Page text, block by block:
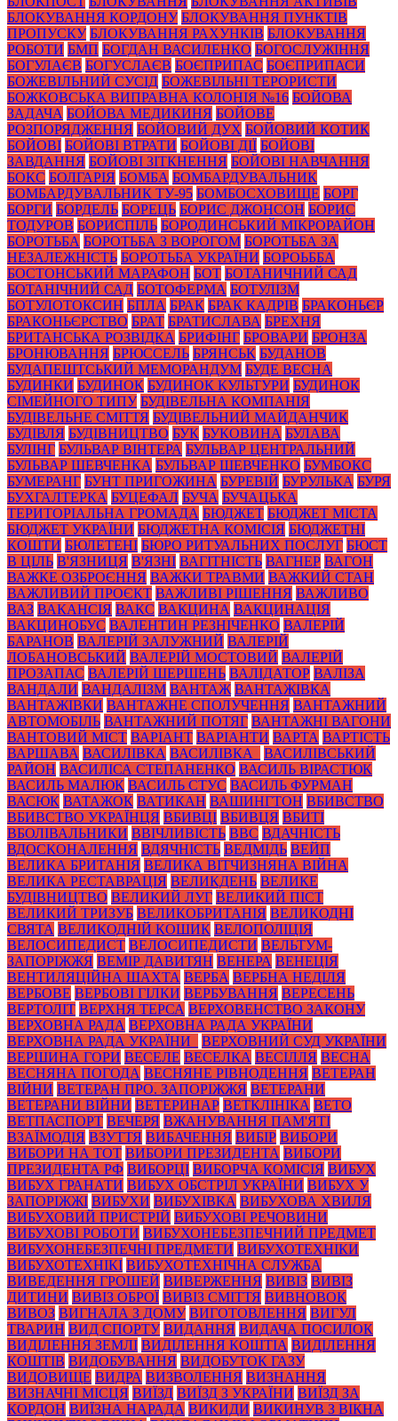
БЛОКУВАННЯ КОРДОНУ БЛОКУВАННЯ ПУНКТІВ
ПРОПУСКУ БЛОКУВАННЯ РАХУНКІВ БЛОКУВАННЯ
РОБОТИ БМП БОГДАН ВАСИЛЕНКО БОГОСЛУЖІННЯ
БОГУЛАЄВ БОГУСЛАЄВ БОЄПРИПАС БОЄПРИПАСИ
БОЖЕВІЛЬНИЙ СУСІД БОЖЕВІЛЬНІ ТЕРОРИСТИ
БОЖКОВСЬКА ВИПРАВНА КОЛОНІЯ №16 БОЙОВА
ЗАДАЧА БОЙОВА МЕДИКИНЯ БОЙОВЕ
РОЗПОРЯДЖЕННЯ БОЙОВИЙ ДУХ БОЙОВИЙ КОТИК
БОЙОВІ БОЙОВІ ВТРАТИ БОЙОВІ ДІЇ БОЙОВІ
ЗАВДАННЯ БОЙОВІ ЗІТКНЕННЯ БОЙОВІ НАВЧАННЯ
БОКС БОЛГАРІЯ БОМБА БОМБАРДУВАЛЬНИК
БОМБАРДУВАЛЬНИК ТУ-95 БОМБОСХОВИЩЕ БОРГ
БОРГИ БОРДЕЛЬ БОРЕЦЬ БОРИС ДЖОНСОН БОРИС
ТОДУРОВ БОРИСПІЛЬ БОРОДИНСЬКИЙ МІКРОРАЙОН
БОРОТЬБА БОРОТЬБА З ВОРОГОМ БОРОТЬБА ЗА
НЕЗАЛЕЖНІСТЬ БОРОТЬБА УКРАЇНИ БОРОЬББА
БОСТОНСЬКИЙ МАРАФОН БОТ БОТАНИЧНИЙ САД
БОТАНІЧНИЙ САД БОТОФЕРМА БОТУЛІЗМ
БОТУЛОТОКСИН БПЛА БРАК БРАК КАДРІВ БРАКОНЬЄР
БРАКОНЬЄРСТВО БРАТ БРАТИСЛАВА БРЕХНЯ
БРИТАНСЬКА РОЗВІДКА БРИФІНГ БРОВАРИ БРОНЗА
БРОНЮВАННЯ БРЮССЕЛЬ БРЯНСЬК БУДАНОВ
БУДАПЕШТСЬКИЙ МЕМОРАНДУМ БУДЕ ВЕСНА
БУДИНКИ БУДИНОК БУДИНОК КУЛЬТУРИ БУДИНОК
СІМЕЙНОГО ТИПУ БУДІВЕЛЬНА КОМПАНІЯ
БУДІВЕЛЬНЕ СМІТТЯ БУДІВЕЛЬНИЙ МАЙДАНЧИК
БУДІВЛЯ БУДІВНИЦТВО БУК БУКОВИНА БУЛАВА
БУЛІНГ БУЛЬВАР ВІНТЕРА БУЛЬВАР ЦЕНТРАЛЬНИЙ
БУЛЬВАР ШЕВЧЕНКА БУЛЬВАР ШЕВЧЕНКО БУМБОКС
БУМЕРАНГ БУНТ ПРИГОЖИНА БУРЕВІЙ БУРУЛЬКА БУРЯ
БУХГАЛТЕРКА БУЦЕФАЛ БУЧА БУЧАЦЬКА
ТЕРИТОРІАЛЬНА ГРОМАДА БЮДЖЕТ БЮДЖЕТ МІСТА
БЮДЖЕТ УКРАЇНИ БЮДЖЕТНА КОМІСІЯ БЮДЖЕТНІ
КОШТИ БЮЛЕТЕНІ БЮРО РИТУАЛЬНИХ ПОСЛУГ БЮСТ
В ЦІЛЬ В'ЯЗНИЦЯ В'ЯЗНІ ВАГІТНІСТЬ ВАГНЕР ВАГОН
ВАЖКЕ ОЗБРОЄННЯ ВАЖКИ ТРАВМИ ВАЖКИЙ СТАН
ВАЖЛИВИЙ ПРОЄКТ ВАЖЛИВІ РІШЕННЯ ВАЖЛИВО
ВАЗ ВАКАНСІЯ ВАКС ВАКЦИНА ВАКЦИНАЦІЯ
ВАКЦИНОБУС ВАЛЕНТИН РЕЗНІЧЕНКО ВАЛЕРІЙ
БАРАНОВ ВАЛЕРІЙ ЗАЛУЖНИЙ ВАЛЕРІЙ
ЛОБАНОВСЬКИЙ ВАЛЕРІЙ МОСТОВИЙ ВАЛЕРІЙ
ПРОЗАПАС ВАЛЕРІЙ ШЕРШЕНЬ ВАЛІДАТОР ВАЛІЗА
ВАНДАЛИ ВАНДАЛІЗМ ВАНТАЖ ВАНТАЖІВКА
ВАНТАЖІВКИ ВАНТАЖНЕ СПОЛУЧЕННЯ ВАНТАЖНИЙ
АВТОМОБІЛЬ ВАНТАЖНИЙ ПОТЯГ ВАНТАЖНІ ВАГОНИ
ВАНТОВИЙ МІСТ ВАРІАНТ ВАРІАНТИ ВАРТА ВАРТІСТЬ
ВАРШАВА ВАСИЛІВКА ВАСИЛІВКА_
ВАСИЛІВСЬКИЙ
РАЙОН ВАСИЛІСА СТЕПАНЕНКО ВАСИЛЬ ВІРАСТЮК
ВАСИЛЬ МАЛЮК ВАСИЛЬ СТУС ВАСИЛЬ ФУРМАН
ВАСЮК ВАТАЖОК ВАТИКАН ВАШИНГТОН ВБИВСТВО
ВБИВСТВО УКРАЇНЦЯ ВБИВЦІ ВБИВЦЯ ВБИТІ
ВБОЛІВАЛЬНИКИ ВВІЧЛИВІСТЬ ВВС ВДАЧНІСТЬ
ВДОСКОНАЛЕННЯ ВДЯЧНІСТЬ ВЕДМІДЬ ВЕЙП
ВЕЛИКА БРИТАНІЯ ВЕЛИКА ВІТЧИЗНЯНА ВІЙНА
ВЕЛИКА РЕСТАВРАЦІЯ ВЕЛИКДЕНЬ ВЕЛИКЕ
БУДІВНИЦТВО ВЕЛИКИЙ ЛУГ ВЕЛИКИЙ ПІСТ
ВЕЛИКИЙ ТРИЗУБ ВЕЛИКОБРИТАНІЯ ВЕЛИКОДНІ
СВЯТА ВЕЛИКОДНІЙ КОШИК ВЕЛОПОЛІЦІЯ
ВЕЛОСИПЕДИСТ ВЕЛОСИПЕДИСТИ ВЕЛЬТУМ-
ЗАПОРІЖЖЯ ВЕМІР ДАВИТЯН ВЕНЕРА ВЕНЕЦІЯ
ВЕНТИЛЯЦІЙНА ШАХТА ВЕРБА ВЕРБНА НЕДІЛЯ
ВЕРБОВЕ ВЕРБОВІ ГІЛКИ ВЕРБУВАННЯ ВЕРЕСЕНЬ
ВЕРТОЛІТ ВЕРХНЯ ТЕРСА ВЕРХОВЕНСТВО ЗАКОНУ
ВЕРХОВНА РАДА ВЕРХОВНА РАДА УКРАЇНИ
ВЕРХОВНА РАДА УКРАЇНИ_
ВЕРХОВНИЙ СУД УКРАЇНИ
ВЕРШИНА ГОРИ ВЕСЕЛЕ ВЕСЕЛКА ВЕСІЛЛЯ ВЕСНА
ВЕСНЯНА ПОГОДА ВЕСНЯНЕ РІВНОДЕННЯ ВЕТЕРАН
ВІЙНИ ВЕТЕРАН ПРО. ЗАПОРІЖЖЯ ВЕТЕРАНИ
ВЕТЕРАНИ ВІЙНИ ВЕТЕРИНАР ВЕТКЛІНІКА ВЕТО
ВЕТПАСПОРТ ВЕЧЕРЯ ВЖАНУВАННЯ ПАМ'ЯТІ
ВЗАЇМОДІЯ ВЗУТТЯ ВИБАЧЕННЯ ВИБІР ВИБОРИ
ВИБОРИ НА ТОТ ВИБОРИ ПРЕЗИДЕНТА ВИБОРИ
ПРЕЗИДЕНТА РФ ВИБОРЦІ ВИБОРЧА КОМІСІЯ ВИБУХ
ВИБУХ ГРАНАТИ ВИБУХ ОБСТРІЛ УКРАЇНИ ВИБУХ У
ЗАПОРІЖЖІ ВИБУХИ ВИБУХІВКА ВИБУХОВА ХВИЛЯ
ВИБУХОВИЙ ПРИСТРІЙ ВИБУХОВІ РЕЧОВИНИ
ВИБУХОВІ РОБОТИ ВИБУХОНЕБЕЗПЕЧНИЙ ПРЕДМЕТ
ВИБУХОНЕБЕЗПЕЧНІ ПРЕДМЕТИ ВИБУХОТЕХНІКИ
ВИБУХОТЕХНІКІ ВИБУХОТЕХНІЧНА СЛУЖБА
ВИВЕДЕННЯ ГРОШЕЙ ВИВЕРЖЕННЯ ВИВІЗ ВИВІЗ
ДИТИНИ ВИВІЗ ОБРОЇ ВИВІЗ СМІТТЯ ВИВНОВОК
ВИВОЗ ВИГНАЛА З ДОМУ ВИГОТОВЛЕННЯ ВИГУЛ
ТВАРИН ВИД СПОРТУ ВИДАННЯ ВИДАЧА ПОСИЛОК
ВИДІЛЕННЯ ЗЕМЛІ ВИДІЛЕННЯ КОШТІА ВИДІЛЕННЯ
КОШТІВ ВИДОБУВАННЯ ВИДОБУТОК ГАЗУ
ВИДОВИЩЕ ВИДРА ВИЗВОЛЕННЯ ВИЗНАННЯ
ВИЗНАЧНІ МІСЦЯ ВИЇЗД ВИЇЗД З УКРАЇНИ ВИЇЗД ЗА
КОРДОН ВИЇЗНА НАРАДА ВИКИДИ ВИКИНУВ З ВІКНА